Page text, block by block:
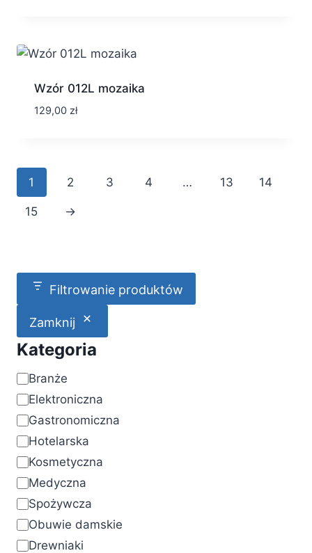
Wzór 012L mozaika
129,00 zł
1 2 3 4 … 13 14
15 →
Filtrowanie produktów
Zamknij
Kategoria
Kategoria
Branże
Elektroniczna
Gastronomiczna
Hotelarska
Kosmetyczna
Medyczna
Spożywcza
Obuwie damskie
Drewniaki